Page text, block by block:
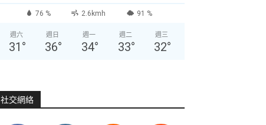
76 % 2.6kmh 91 %
週六
31 °
週日
36°
週一
34°
週二
33°
週三
32°
社交網絡